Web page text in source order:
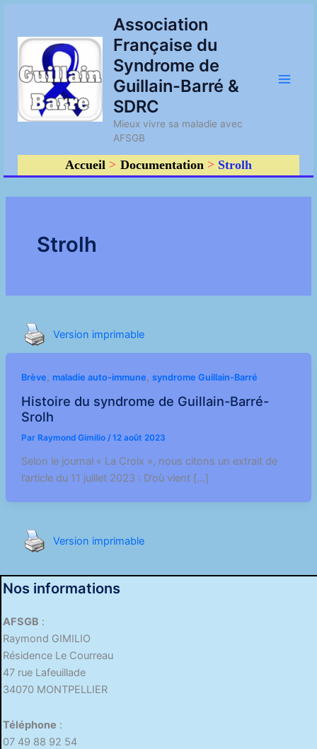
contenu
Association
Française du
Syndrome de
Guillain-Barré &
SDRC
Mieux vivre sa maladie avec
AFSGB
Accueil Documentation Strolh
Strolh
Version imprimable
Brève, maladie auto-immune, syndrome Guillain-Barré
Histoire du syndrome de Guillain-Barré-
Srolh
Par Raymond Gimilio / 12 août 2023
Selon le journal « La Croix », nous citons un extrait de
l’article du 11 juillet 2023 : D’où vient […]
Version imprimable
Nos informations
AFSGB :
Raymond GIMILIO
Résidence Le Courreau
47 rue Lafeuillade
34070 MONTPELLIER
Téléphone :
07 49 88 92 54